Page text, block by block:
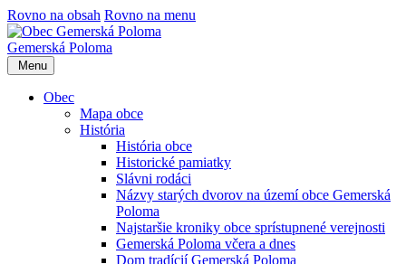
Rovno na obsah Rovno na menu
Gemerská Poloma
Menu
Obec
Mapa obce
História
História obce
Historické pamiatky
Slávni rodáci
Názvy starých dvorov na území obce Gemerská
Poloma
Najstaršie kroniky obce sprístupnené verejnosti
Gemerská Poloma včera a dnes
Dom tradícií Gemerská Poloma